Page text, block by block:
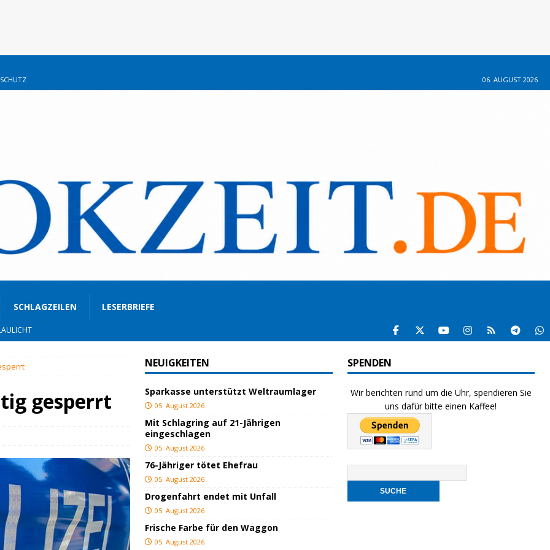
06. AUGUST 2026
SCHLAGZEILEN LESERBRIEFE
JUGEND/BILDUNG
SPORT
BLAULICHT
gesperrt
NEUIGKEITEN
Sparkasse unterstützt Weltraumlager
05. August 2026
Mit Schlagring auf 21-Jährigen
eingeschlagen
05. August 2026
76-Jähriger tötet Ehefrau
05. August 2026
Drogenfahrt endet mit Unfall
05. August 2026
Frische Farbe für den Waggon
05. August 2026
SPENDEN
Wir berichten rund um die Uhr, spendieren Sie
uns dafür bitte einen Kaffee!